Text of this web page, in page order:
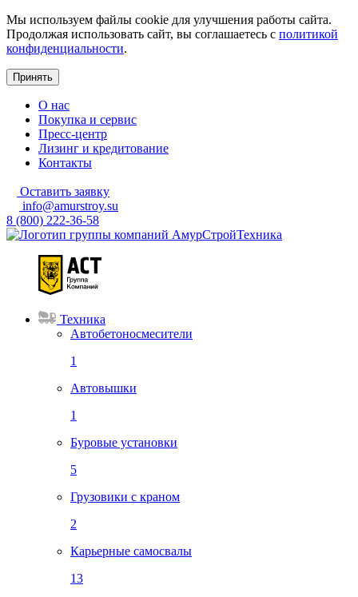
Мы используем файлы cookie для улучшения работы сайта.
Продолжая использовать сайт, вы соглашаетесь с политикой
конфиденциальности.
Принять
О нас
Покупка и сервис
Пресс-центр
Лизинг и кредитование
Контакты
Оставить заявку
info@amurstroy.su
8 (800) 222-36-58
Техника
Автобетоносмесители
1
Автовышки
1
Буровые установки
5
Грузовики с краном
2
Карьерные самосвалы
13